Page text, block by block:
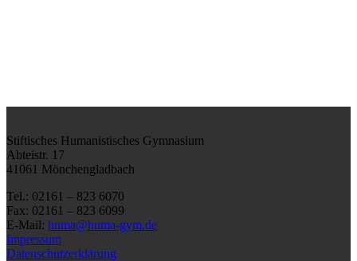
Stiftisches Humanistisches Gymnasium
Abteistr. 17
41061 Mönchengladbach
Tel.: 02161 – 823 6070
Fax: 02161 – 823 6099
E-Mail: huma@huma-gym.de
Impressum
Datenschutzerklärung